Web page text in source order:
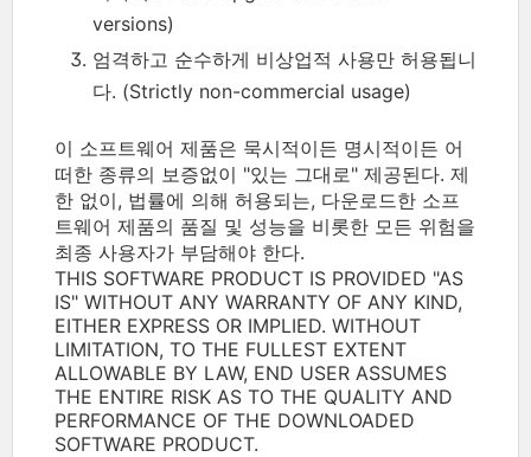
versions)
엄격하고 순수하게 비상업적 사용만 허용됩니
다. (Strictly non-commercial usage)
이 소프트웨어 제품은 묵시적이든 명시적이든 어
떠한 종류의 보증없이 "있는 그대로" 제공된다. 제
한 없이, 법률에 의해 허용되는, 다운로드한 소프
트웨어 제품의 품질 및 성능을 비롯한 모든 위험을
최종 사용자가 부담해야 한다.
THIS SOFTWARE PRODUCT IS PROVIDED "AS
IS" WITHOUT ANY WARRANTY OF ANY KIND,
EITHER EXPRESS OR IMPLIED. WITHOUT
LIMITATION, TO THE FULLEST EXTENT
ALLOWABLE BY LAW, END USER ASSUMES
THE ENTIRE RISK AS TO THE QUALITY AND
PERFORMANCE OF THE DOWNLOADED
SOFTWARE PRODUCT.